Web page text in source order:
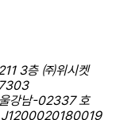
3층 ㈜위시켓
강남-02337 호
J1200020180019